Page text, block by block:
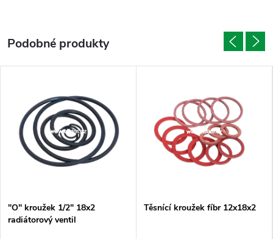
"O" kroužek 1/2" 18x2
radiátorový ventil
Těsnící kroužek fíbr 12x18x2